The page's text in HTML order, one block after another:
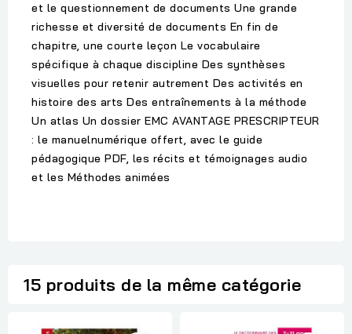
et le questionnement de documents Une grande
richesse et diversité de documents En fin de
chapitre, une courte leçon Le vocabulaire
spécifique à chaque discipline Des synthèses
visuelles pour retenir autrement Des activités en
histoire des arts Des entraînements à la méthode
Un atlas Un dossier EMC AVANTAGE PRESCRIPTEUR
: le manuelnumérique offert, avec le guide
pédagogique PDF, les récits et témoignages audio
et les Méthodes animées
15 produits de la même catégorie